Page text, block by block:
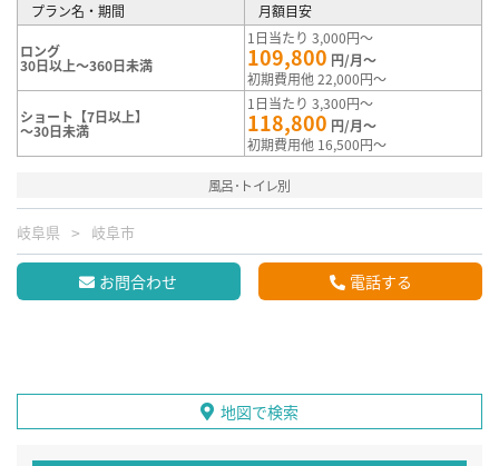
プラン名・期間 月額目安
ロング
30日以上～360日未満
1日当たり 3,000円～
109,800 円/月～
初期費用他 22,000円～
ショート【7日以上】
～30日未満
1日当たり 3,300円～
118,800 円/月～
初期費用他 16,500円～
風呂･トイレ別
岐阜県 岐阜市
お問合わせ 電話する
地図で検索